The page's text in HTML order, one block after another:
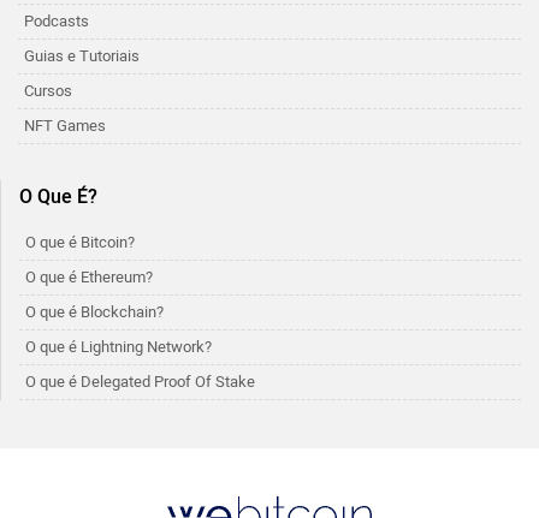
Podcasts
Guias e Tutoriais
Cursos
NFT Games
O Que É?
O que é Bitcoin?
O que é Ethereum?
O que é Blockchain?
O que é Lightning Network?
O que é Delegated Proof Of Stake